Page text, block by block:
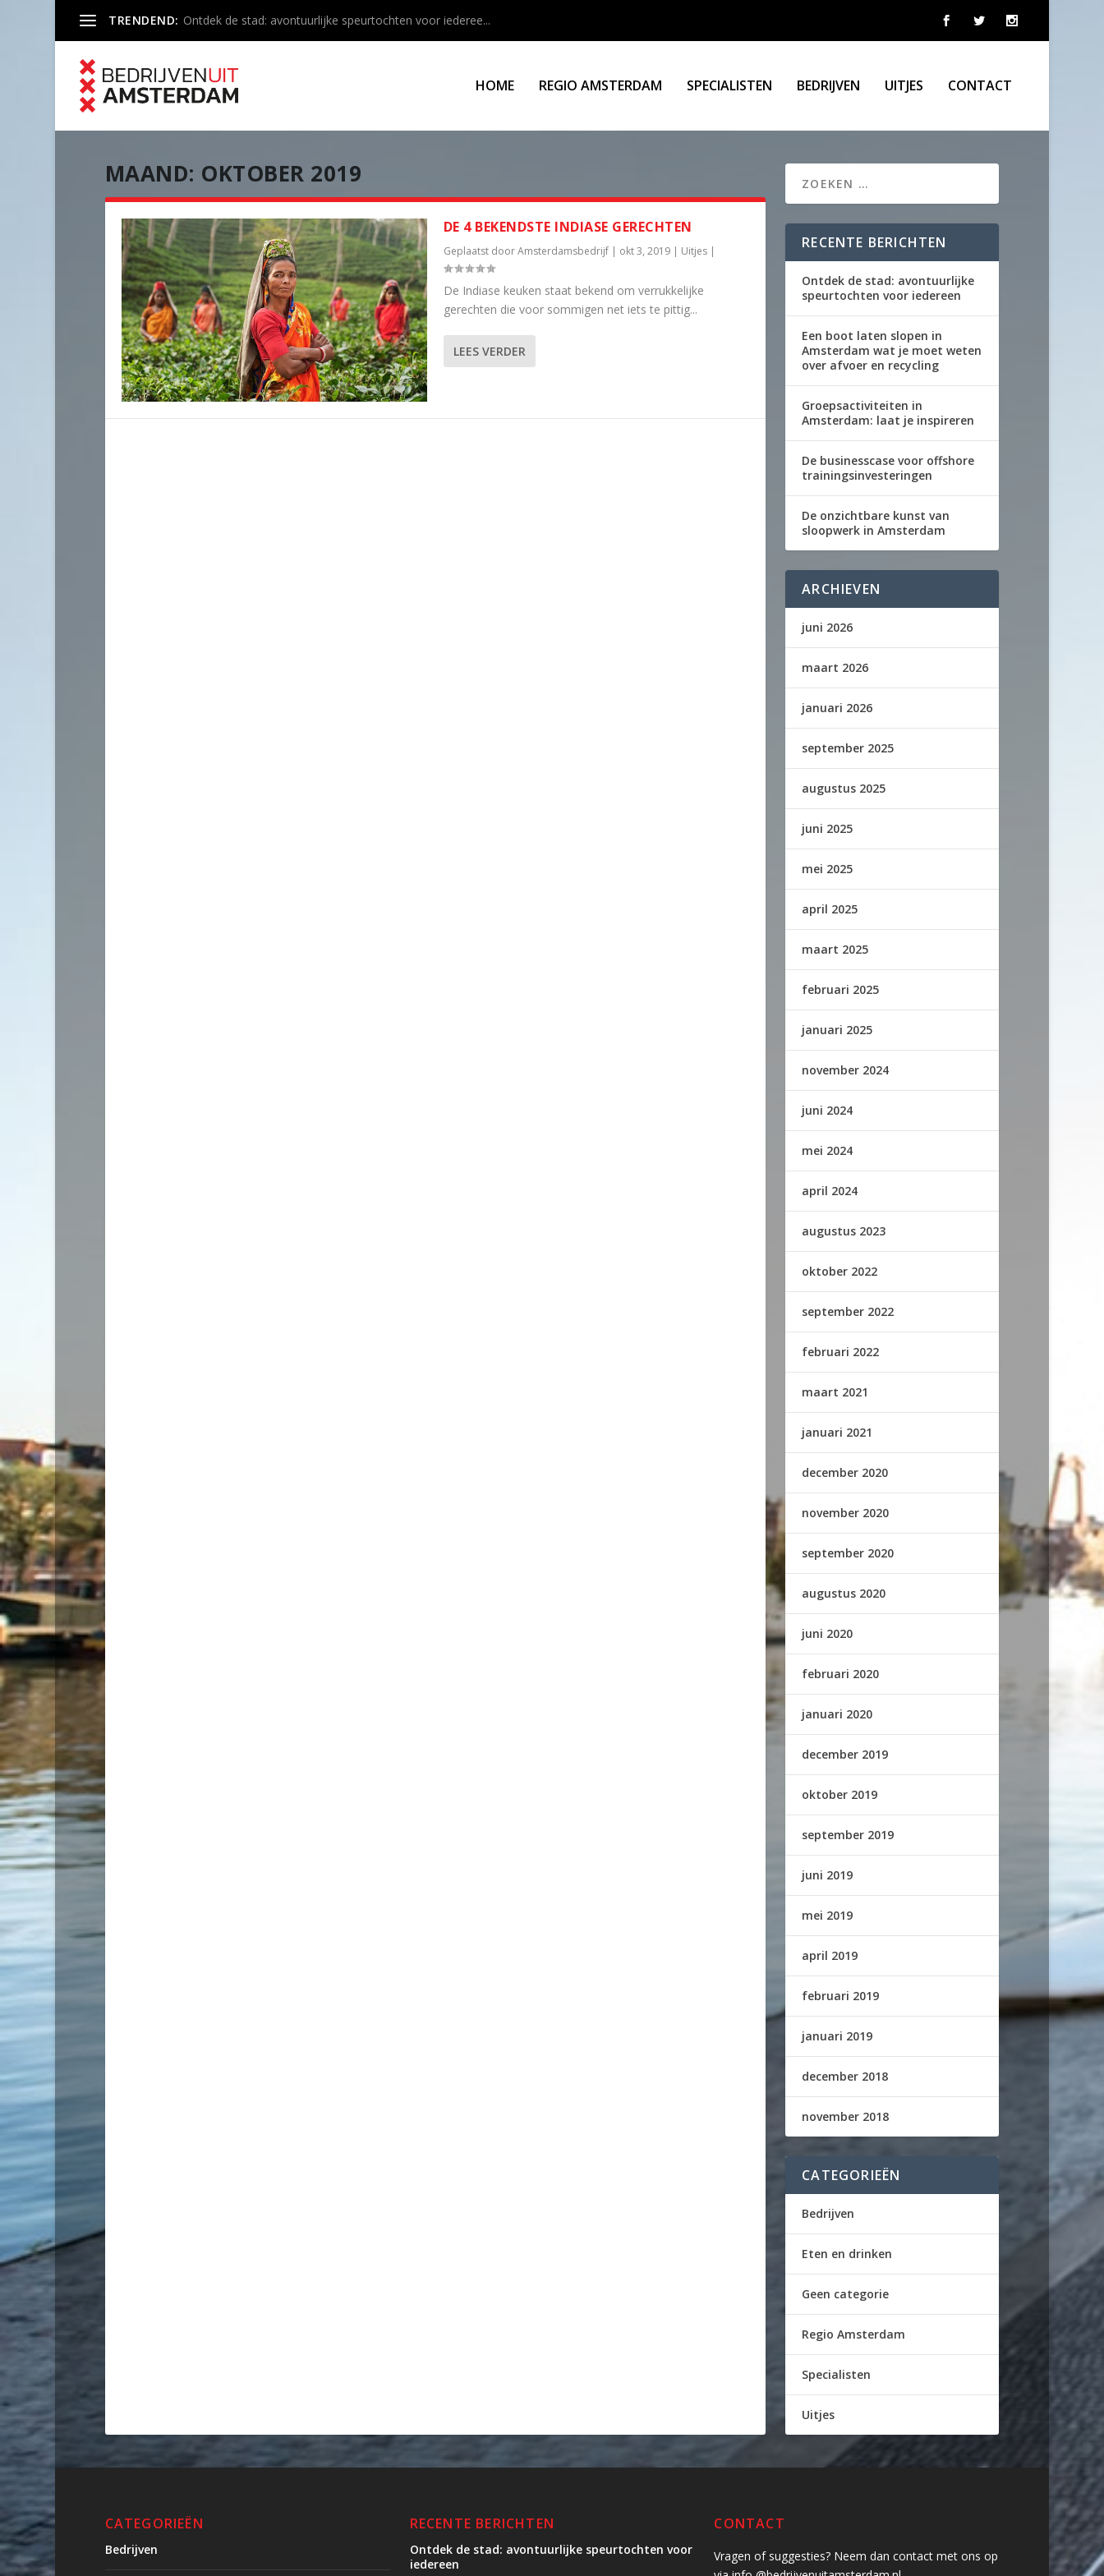
TRENDEND: Ontdek de stad: avontuurlijke speurtochten voor iederee...
HOME REGIO AMSTERDAM SPECIALISTEN BEDRIJVEN UITJES CONTACT
MAAND: OKTOBER 2019
DE 4 BEKENDSTE INDIASE GERECHTEN
Geplaatst doorAmsterdamsbedrijf| okt 3, 2019| Uitjes|
De Indiase keuken staat bekend om verrukkelijke
gerechten die voor sommigen net iets te pittig...
LEES VERDER
RECENTE BERICHTEN
Ontdek de stad: avontuurlijke
speurtochten voor iedereen
Een boot laten slopen in
Amsterdam wat je moet weten
over afvoer en recycling
Groepsactiviteiten in
Amsterdam: laat je inspireren
De businesscase voor offshore
trainingsinvesteringen
De onzichtbare kunst van
sloopwerk in Amsterdam
ARCHIEVEN
juni 2026
maart 2026
januari 2026
september 2025
augustus 2025
juni 2025
mei 2025
april 2025
maart 2025
februari 2025
januari 2025
november 2024
juni 2024
mei 2024
april 2024
augustus 2023
oktober 2022
september 2022
februari 2022
maart 2021
januari 2021
december 2020
november 2020
september 2020
augustus 2020
juni 2020
februari 2020
januari 2020
december 2019
oktober 2019
september 2019
juni 2019
mei 2019
april 2019
februari 2019
januari 2019
december 2018
november 2018
CATEGORIEËN
Bedrijven
Eten en drinken
Geen categorie
Regio Amsterdam
Specialisten
Uitjes
CATEGORIEËN
Bedrijven
RECENTE BERICHTEN
Ontdek de stad: avontuurlijke speurtochten voor
iedereen
CONTACT
Vragen of suggesties? Neem dan contact met ons op